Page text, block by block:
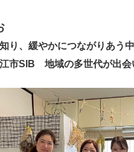
り、緩やかにつながりあう
江市SIB 地域の多世代が出会